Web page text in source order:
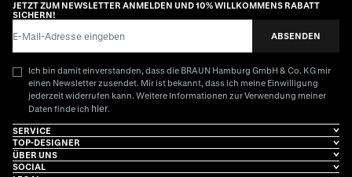
JETZT ZUM NEWSLETTER ANMELDEN UND 10% WILLKOMMENS RABATT
SICHERN!
ABSENDEN
Ich bin damit einverstanden, dass die BRAUN Hamburg GmbH & Co. KG mir
einen Newsletter zusendet. Mir ist bekannt, dass ich meine Einwilligung
jederzeit widerrufen kann. Weitere Informationen zur Verwendung meiner
Daten finde ich hier.
SERVICE
TOP-DESIGNER
ÜBER UNS
SOCIAL